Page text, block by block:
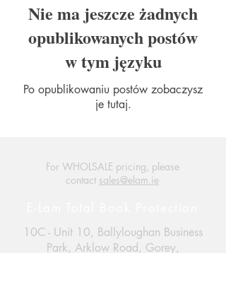
Nie ma jeszcze żadnych
opublikowanych postów
w tym języku
Po opublikowaniu postów zobaczysz
je tutaj.
For WHOLSALE pricing, please
contact sales@elam.ie
10C - Unit 10, Ballyloughan Business
Park, Arklow Road, Gorey,